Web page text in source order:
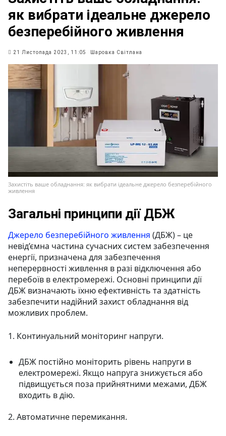
як вибрати ідеальне джерело
безперебійного живлення
21 Листопада 2023, 11:05 Шаровка Світлана
Захистіть ваше обладнання: як вибрати ідеальне джерело безперебійного
живлення
Загальні принципи дії ДБЖ
Джерело безперебійного живлення (ДБЖ) – це
невід’ємна частина сучасних систем забезпечення
енергії, призначена для забезпечення
неперервності живлення в разі відключення або
перебоїв в електромережі. Основні принципи дії
ДБЖ визначають їхню ефективність та здатність
забезпечити надійний захист обладнання від
можливих проблем.
1. Континуальний моніторинг напруги.
ДБЖ постійно моніторить рівень напруги в
електромережі. Якщо напруга знижується або
підвищується поза прийнятними межами, ДБЖ
входить в дію.
2. Автоматичне перемикання.